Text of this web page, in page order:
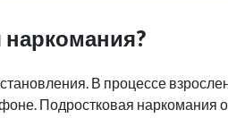
В процессе
Подростковая наркомания